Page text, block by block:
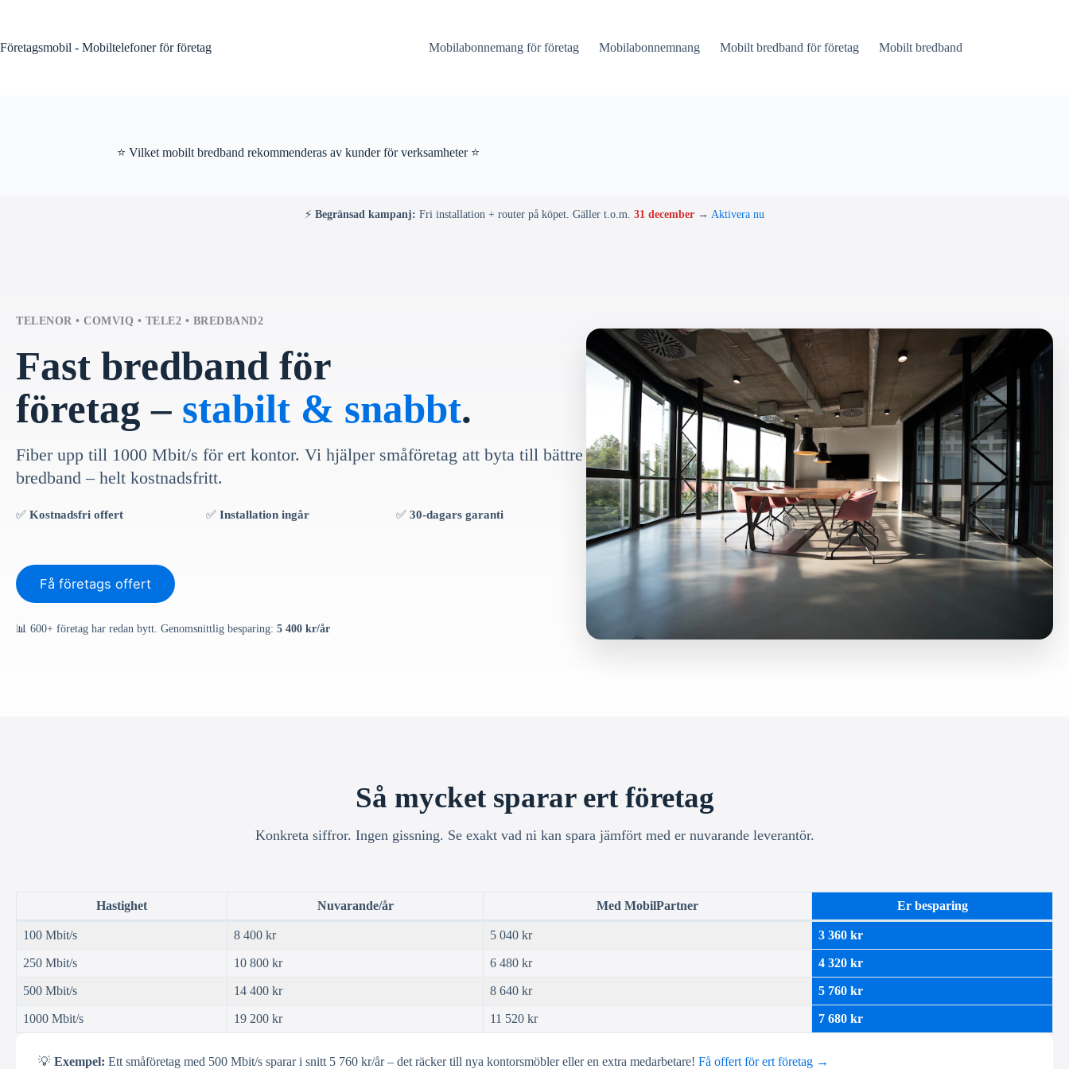
Företagsmobil - Mobiltelefoner för företag
Mobilabonnemang för företag Mobilabonnemnang Mobilt bredband för företag Mobilt bredband
⭐ Vilket mobilt bredband rekommenderas av kunder för verksamheter ⭐
⚡ Begränsad kampanj: Fri installation + router på köpet. Gäller t.o.m. 31 december → Aktivera nu
TELENOR • COMVIQ • TELE2 • BREDBAND2
Fast bredband för
företag – stabilt & snabbt.
Fiber upp till 1000 Mbit/s för ert kontor. Vi hjälper småföretag att byta till bättre
bredband – helt kostnadsfritt.
✅ Kostnadsfri offert ✅Installation ingår ✅30-dagars garanti
Få företags offert
📊 600+ företag har redan bytt. Genomsnittlig besparing: 5 400 kr/år
Så mycket sparar ert företag
Konkreta siffror. Ingen gissning. Se exakt vad ni kan spara jämfört med er nuvarande leverantör.
Hastighet Nuvarande/år Med MobilPartner Er besparing
100 Mbit/s 8 400 kr 5 040 kr 3 360 kr
250 Mbit/s 10 800 kr 6 480 kr 4 320 kr
500 Mbit/s 14 400 kr 8 640 kr 5 760 kr
1000 Mbit/s 19 200 kr 11 520 kr 7 680 kr
💡 Exempel: Ett småföretag med 500 Mbit/s sparar i snitt 5 760 kr/år – det räcker till nya kontorsmöbler eller en extra medarbetare! Få offert för ert företag →